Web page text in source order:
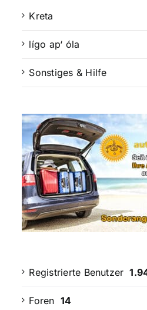
Kreta
lígo ap‘ óla
Sonstiges & Hilfe
Registrierte Benutzer
Foren 14